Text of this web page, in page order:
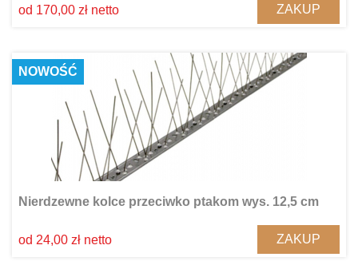
od 170,00 zł netto ZAKUP
NOWOŚĆ
Nierdzewne kolce przeciwko ptakom wys. 12,5 cm
od 24,00 zł netto ZAKUP